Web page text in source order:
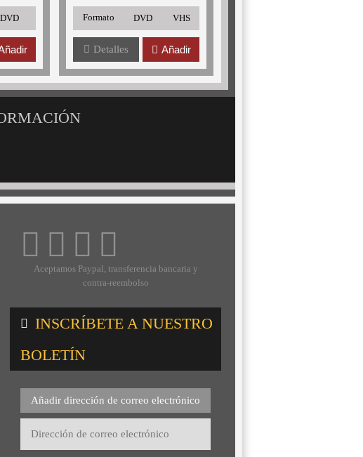
Formato DVD VHS
Detalles Añadir
Aceptamos Paypal, transferencia bancaria y
contra-reembolso
INSCRÍBETE A NUESTRO
BOLETÍN
Añadir dirección de correo electrónico